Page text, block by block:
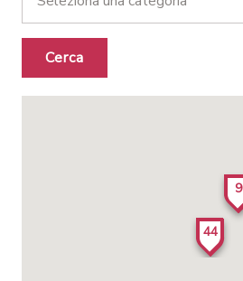
Cerca
44
9